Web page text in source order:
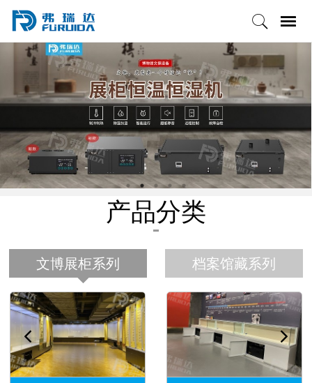
产品分类
文博展柜系列 档案馆藏系列